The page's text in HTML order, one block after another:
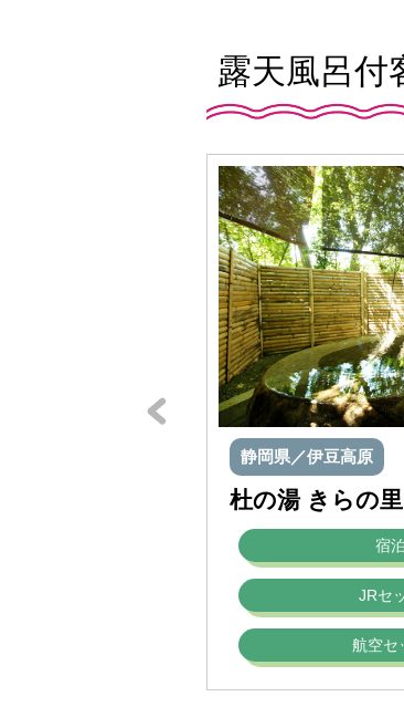
露天風呂付
静岡県／伊豆高原
杜の湯 きらの里
宿
JRセ
航空セ